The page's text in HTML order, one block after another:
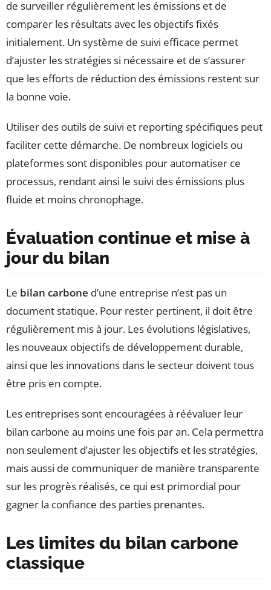
de surveiller régulièrement les émissions et de
comparer les résultats avec les objectifs fixés
initialement. Un système de suivi efficace permet
d’ajuster les stratégies si nécessaire et de s’assurer
que les efforts de réduction des émissions restent sur
la bonne voie.
Utiliser des outils de suivi et reporting spécifiques peut
faciliter cette démarche. De nombreux logiciels ou
plateformes sont disponibles pour automatiser ce
processus, rendant ainsi le suivi des émissions plus
fluide et moins chronophage.
Évaluation continue et mise à
jour du bilan
Le bilan carbone d’une entreprise n’est pas un
document statique. Pour rester pertinent, il doit être
régulièrement mis à jour. Les évolutions législatives,
les nouveaux objectifs de développement durable,
ainsi que les innovations dans le secteur doivent tous
être pris en compte.
Les entreprises sont encouragées à réévaluer leur
bilan carbone au moins une fois par an. Cela permettra
non seulement d’ajuster les objectifs et les stratégies,
mais aussi de communiquer de manière transparente
sur les progrès réalisés, ce qui est primordial pour
gagner la confiance des parties prenantes.
Les limites du bilan carbone
classique